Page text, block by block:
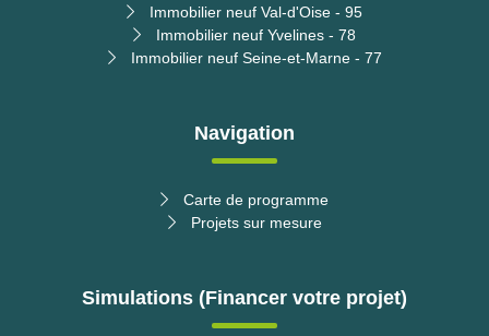
Immobilier neuf Val-d'Oise - 95
Immobilier neuf Yvelines - 78
Immobilier neuf Seine-et-Marne - 77
Navigation
Carte de programme
Projets sur mesure
Simulations (Financer votre projet)